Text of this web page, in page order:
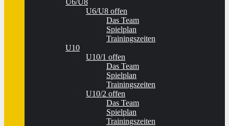
U6/U8
U6/U8 offen
Das Team
Spielplan
Trainingszeiten
U10
U10/1 offen
Das Team
Spielplan
Trainingszeiten
U10/2 offen
Das Team
Spielplan
Trainingszeiten